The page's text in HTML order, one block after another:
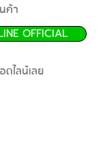
ค้า
OFFICIAL
ดไลน์เลย